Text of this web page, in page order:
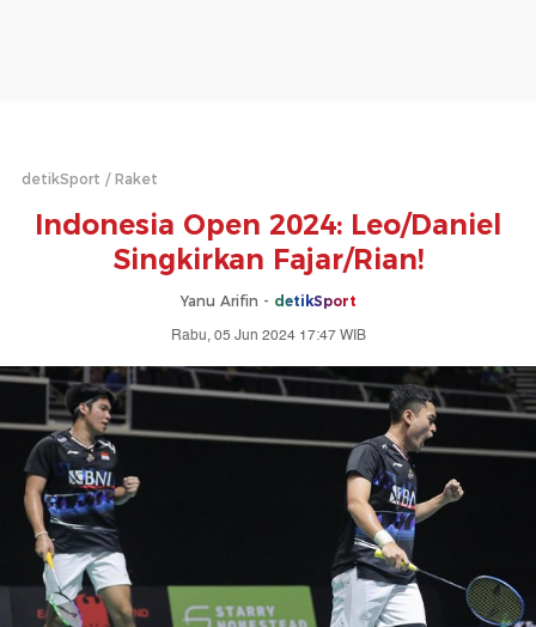
detikSport Raket
Indonesia Open 2024: Leo/Daniel
Singkirkan Fajar/Rian!
Yanu Arifin - detikSport
Rabu, 05 Jun 2024 17:47 WIB